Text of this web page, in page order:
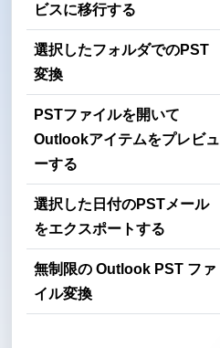
ビスに移行する
選択したフォルダでのPST
変換
PSTファイルを開いて
Outlookアイテムをプレビュ
ーする
選択した日付のPSTメール
をエクスポートする
無制限の Outlook PST ファ
イル変換